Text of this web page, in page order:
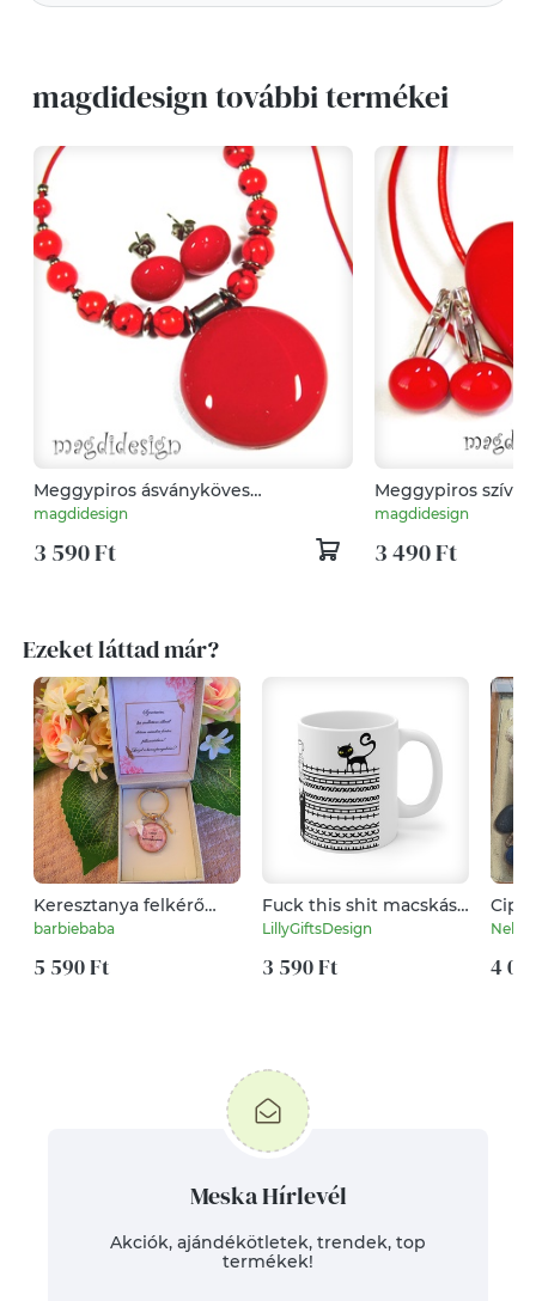
magdidesign további termékei
Meggypiros ásványköves
üvegékszer szett nyaklánc, stiftes
fülbevaló
magdidesign
3 590 Ft
Meggypiros szív üvegékszer szett,
medál, kapcsos
magdidesign
3 490 Ft
Ezeket láttad már?
Keresztanya felkérő
kulcstartó rózsakvarc
barbiebaba
5 590 Ft
Fuck this shit macskás
bögre
LillyGiftsDesign
3 590 Ft 4
Meska Hírlevél
Akciók, ajándékötletek, trendek, top
termékek!